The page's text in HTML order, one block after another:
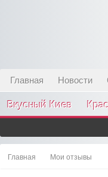
Главная Новости
Вкусный Киев
Главная Мои отзывы